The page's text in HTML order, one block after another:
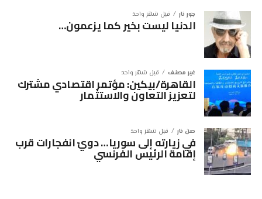
جور نار قبل شهر واحد
الدنيا ليست بخير كما يزعمون…
غير مصنف قبل شهر واحد
القاهرة/بيكين: مؤتمر اقتصادي مشترك
لتعزيز التعاون والاستثمار
صن نار قبل شهر واحد
في زيارته إلى سوريا… دويّ انفجارات قرب
إقامة الرئيس الفرنسي